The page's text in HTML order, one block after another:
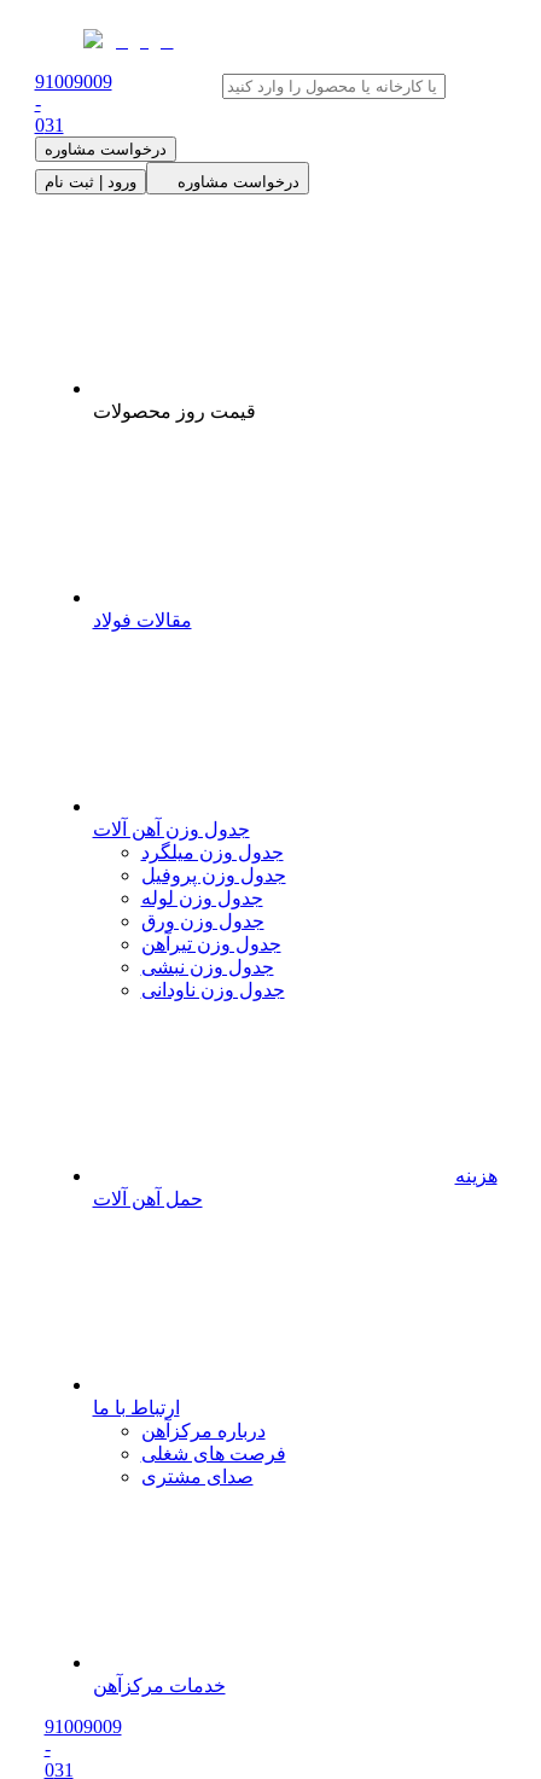
91009009
-
031
درخواست مشاوره
ورود | ثبت نام
درخواست مشاوره
قیمت روز محصولات
مقالات فولاد
جدول وزن آهن آلات
جدول وزن میلگرد
جدول وزن پروفیل
جدول وزن لوله
جدول وزن ورق
جدول وزن تیرآهن
جدول وزن نبشی
جدول وزن ناودانی
هزینه
حمل آهن آلات
ارتباط با ما
درباره مرکزآهن
فرصت های شغلی
صدای مشتری
خدمات مرکزآهن
91009009
-
031